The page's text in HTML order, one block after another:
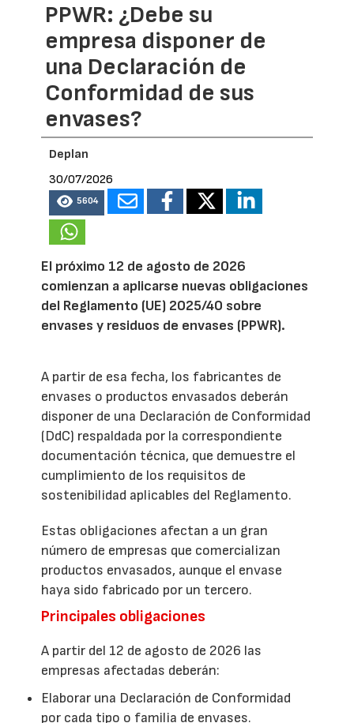
PPWR: ¿Debe su
empresa disponer de
una Declaración de
Conformidad de sus
envases?
Deplan
30/07/2026
5604
El próximo 12 de agosto de 2026
comienzan a aplicarse nuevas obligaciones
del Reglamento (UE) 2025/40 sobre
envases y residuos de envases (PPWR).
A partir de esa fecha, los fabricantes de
envases o productos envasados deberán
disponer de una Declaración de Conformidad
(DdC) respaldada por la correspondiente
documentación técnica, que demuestre el
cumplimiento de los requisitos de
sostenibilidad aplicables del Reglamento.
Estas obligaciones afectan a un gran
número de empresas que comercializan
productos envasados, aunque el envase
haya sido fabricado por un tercero.
Principales obligaciones
A partir del 12 de agosto de 2026 las
empresas afectadas deberán:
Elaborar una Declaración de Conformidad
por cada tipo o familia de envases.